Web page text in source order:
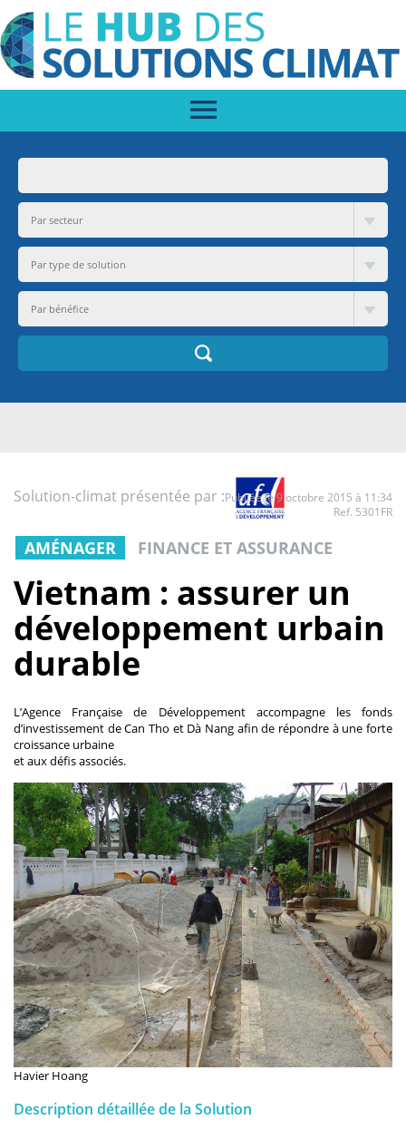
Solution-climat présentée par :Publiée le 9 octobre 2015 à 11:34
Ref. 5301FR
AMÉNAGER FINANCE ET ASSURANCE
Vietnam : assurer un
développement urbain
durable
L’Agence Française de Développement accompagne les fonds
d’investissement de Can Tho et Dà Nang afin de répondre à une forte
croissance urbaine
et aux défis associés.
Havier Hoang
Description détaillée de la Solution